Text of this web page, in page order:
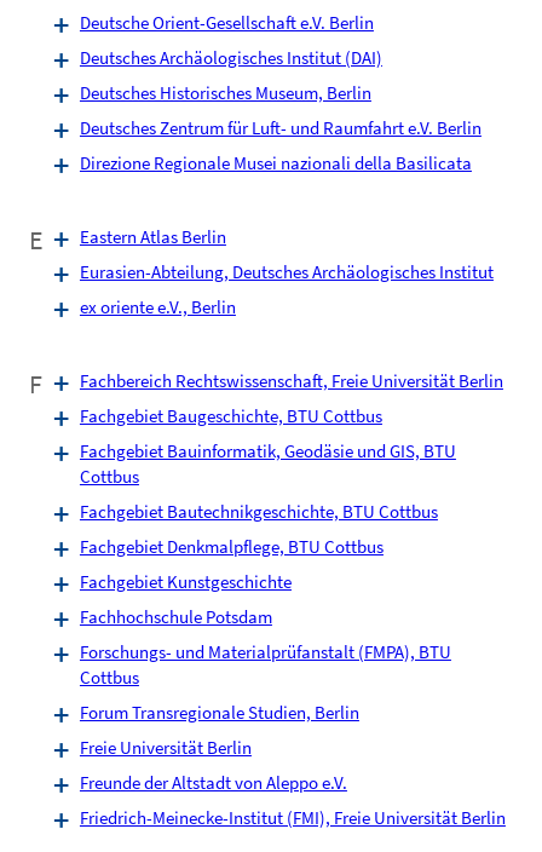
Deutsche Orient-Gesellschaft e.V. Berlin
Deutsches Archäologisches Institut (DAI)
Deutsches Historisches Museum, Berlin
Deutsches Zentrum für Luft- und Raumfahrt e.V. Berlin
Direzione Regionale Musei nazionali della Basilicata
E
Eastern Atlas Berlin
Eurasien-Abteilung, Deutsches Archäologisches Institut
ex oriente e.V., Berlin
F
Fachbereich Rechtswissenschaft, Freie Universität Berlin
Fachgebiet Baugeschichte, BTU Cottbus
Fachgebiet Bauinformatik, Geodäsie und GIS, BTU
Cottbus
Fachgebiet Bautechnikgeschichte, BTU Cottbus
Fachgebiet Denkmalpflege, BTU Cottbus
Fachgebiet Kunstgeschichte
Fachhochschule Potsdam
Forschungs- und Materialprüfanstalt (FMPA), BTU
Cottbus
Forum Transregionale Studien, Berlin
Freie Universität Berlin
Freunde der Altstadt von Aleppo e.V.
Friedrich-Meinecke-Institut (FMI), Freie Universität Berlin